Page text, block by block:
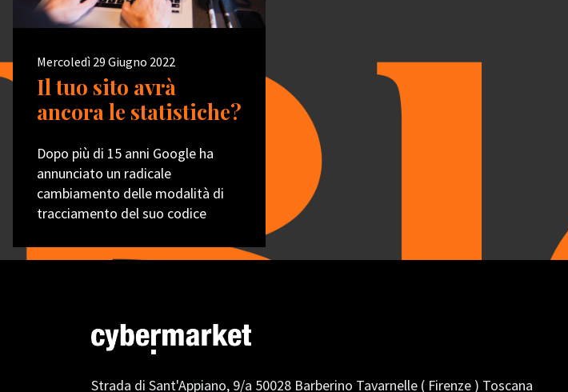
Mercoledì 29 Giugno 2022
Il tuo sito avrà
ancora le statistiche?
Dopo più di 15 anni Google ha
annunciato un radicale
cambiamento delle modalità di
tracciamento del suo codice
Strada di Sant'Appiano, 9/a 50028 Barberino Tavarnelle ( Firenze ) Toscana